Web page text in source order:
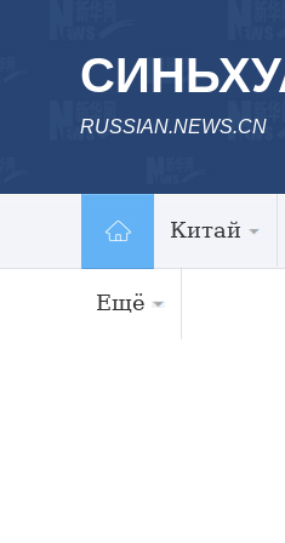
RUSSIAN.NEWS.CN
Китай
Ещё